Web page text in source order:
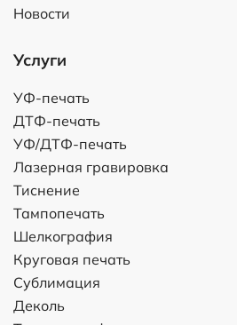
Новости
Услуги
УФ-печать
ДТФ-печать
УФ/ДТФ-печать
Лазерная гравировка
Тиснение
Тампопечать
Шелкография
Круговая печать
Сублимация
Деколь